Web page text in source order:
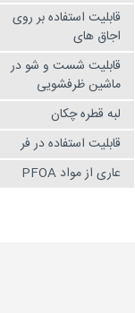
قابلیت استفاده بر روی
اجاق های
قابلیت شست و شو در
ماشین ظرفشویی
لبه قطره چکان
قابلیت استفاده در فر
عاری از مواد PFOA